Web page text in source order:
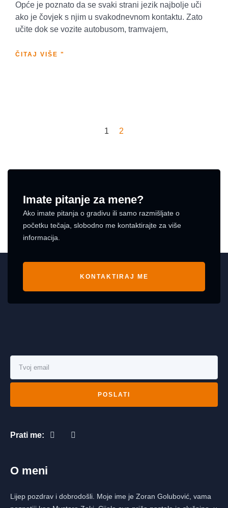
Opće je poznato da se svaki strani jezik najbolje uči
ako je čovjek s njim u svakodnevnom kontaktu. Zato
učite dok se vozite autobusom, tramvajem,
ČITAJ VIŠE "
1 2
Imate pitanje za mene?
Ako imate pitanja o gradivu ili samo razmišljate o
početku tečaja, slobodno me kontaktirajte za više
informacija.
KONTAKTIRAJ ME
POSLATI
Prati me:
O meni
Lijep pozdrav i dobrodošli. Moje ime je Zoran Golubović, vama